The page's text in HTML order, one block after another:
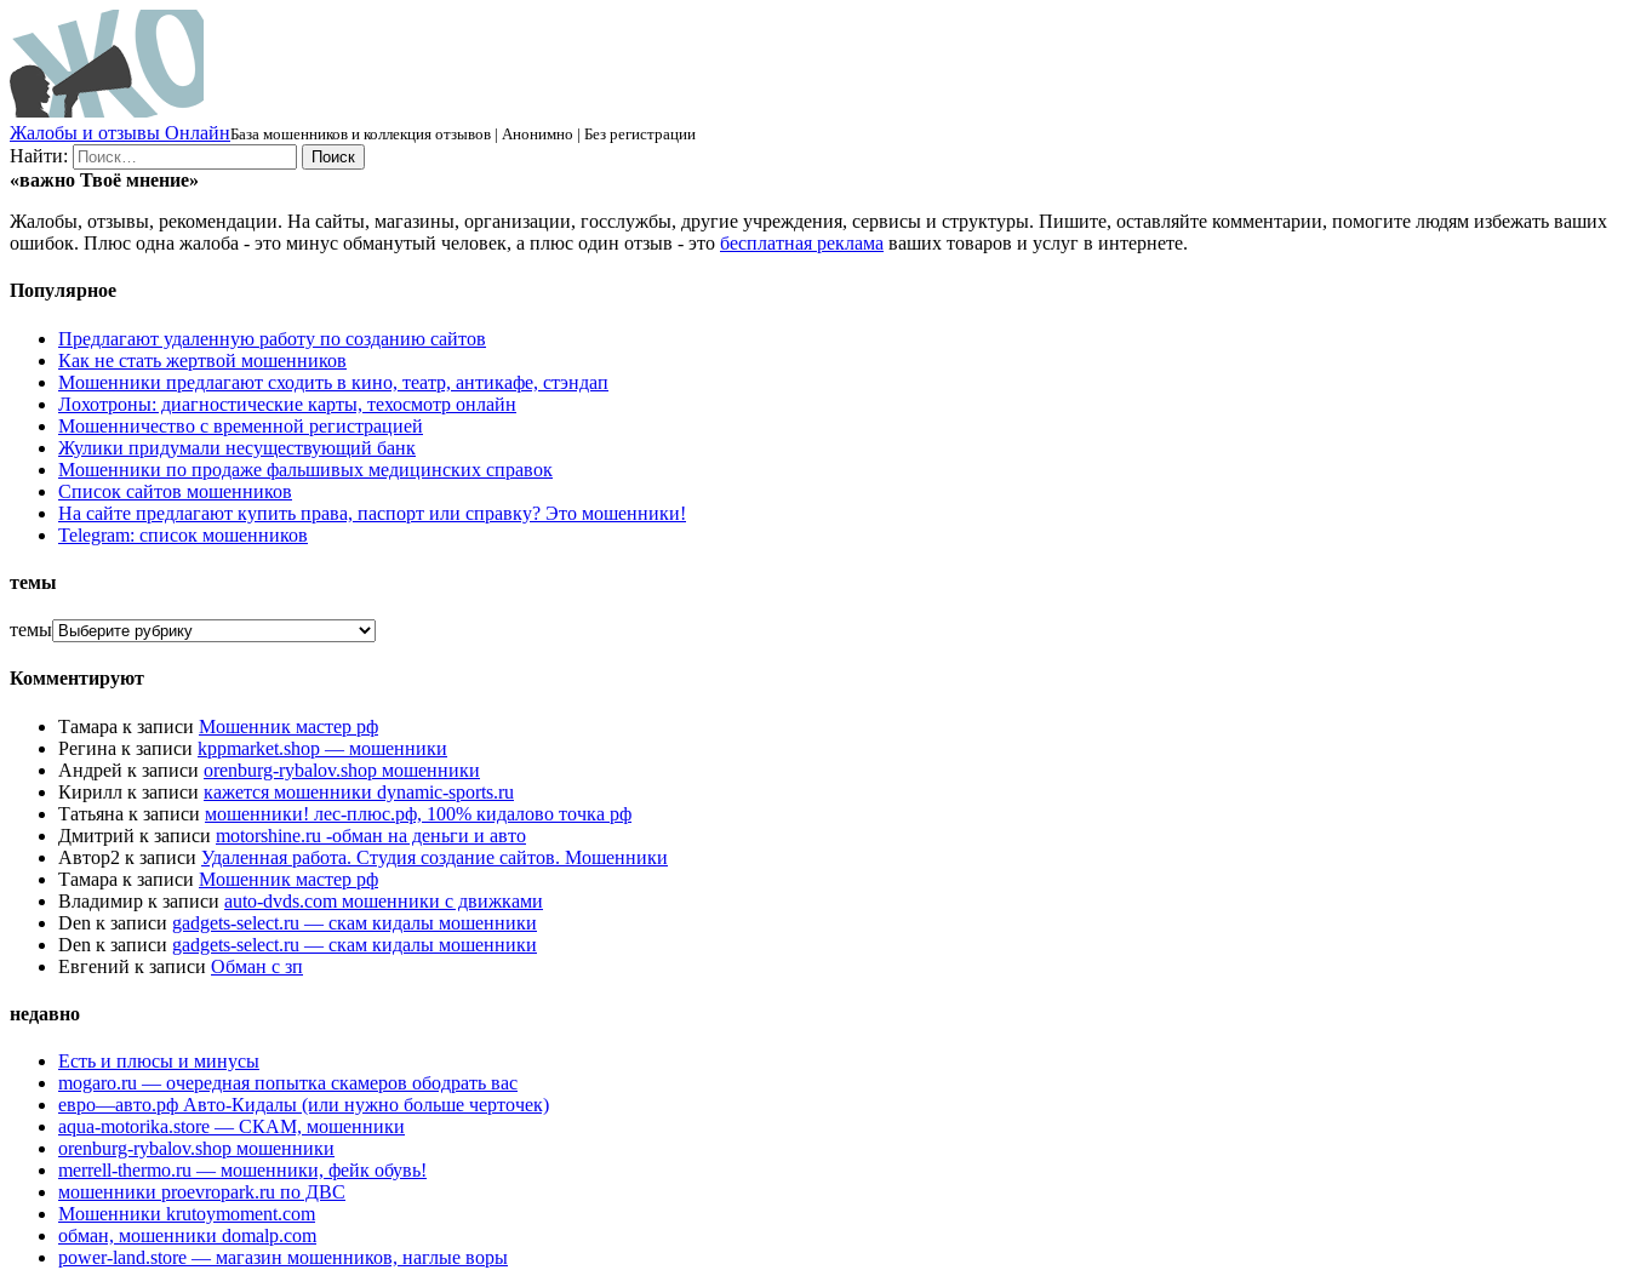
Жалобы и отзывы ОнлайнБаза мошенников и коллекция отзывов | Анонимно | Без регистрации
Найти:
«важно Твоё мнение»
Жалобы, отзывы, рекомендации. На сайты, магазины, организации, госслужбы, другие учреждения, сервисы и структуры. Пишите, оставляйте комментарии, помогите людям избежать ваших
ошибок. Плюс одна жалоба - это минус обманутый человек, а плюс один отзыв - это бесплатная реклама ваших товаров и услуг в интернете.
Популярное
Предлагают удаленную работу по созданию сайтов
Как не стать жертвой мошенников
Мошенники предлагают сходить в кино, театр, антикафе, стэндап
Лохотроны: диагностические карты, техосмотр онлайн
Мошенничество с временной регистрацией
Жулики придумали несуществующий банк
Мошенники по продаже фальшивых медицинских справок
Список сайтов мошенников
На сайте предлагают купить права, паспорт или справку? Это мошенники!
Telegram: список мошенников
темы
темы
Комментируют
Тамара к записи Мошенник мастер рф
Регина к записи kppmarket.shop — мошенники
Андрей к записи orenburg-rybalov.shop мошенники
Кирилл к записи кажется мошенники dynamic-sports.ru
Татьяна к записи мошенники! лес-плюс.рф, 100% кидалово точка рф
Дмитрий к записи motorshine.ru -обман на деньги и авто
Автор2 к записи Удаленная работа. Студия создание сайтов. Мошенники
Тамара к записи Мошенник мастер рф
Владимир к записи auto-dvds.com мошенники с движками
Den к записи gadgets-select.ru — скам кидалы мошенники
Den к записи gadgets-select.ru — скам кидалы мошенники
Евгений к записи Обман с зп
недавно
Есть и плюсы и минусы
mogaro.ru — очередная попытка скамеров ободрать вас
евро—авто.рф Авто-Кидалы (или нужно больше черточек)
aqua-motorika.store — СКАМ, мошенники
orenburg-rybalov.shop мошенники
merrell-thermo.ru — мошенники, фейк обувь!
мошенники proevropark.ru по ДВС
Мошенники krutoymoment.com
обман, мошенники domalp.com
power-land.store — магазин мошенников, наглые воры